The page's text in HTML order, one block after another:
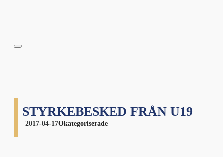
STYRKEBESKED FRÅN U19
2017-04-17Okategoriserade